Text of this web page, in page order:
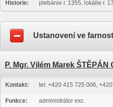
Historie: plebánie r. 1355, lokálie r.
Ustanovení ve
P. Mgr. Vilém Marek ŠTĚPÁN
Kontakt: tel: +420 415 725 006,
Funkce: administrátor exc.